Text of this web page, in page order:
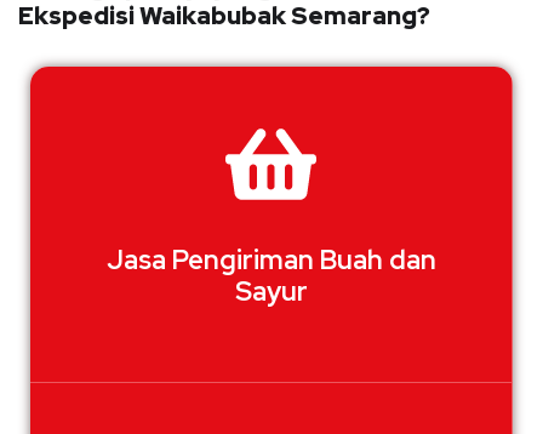
Ekspedisi Waikabubak Semarang?
Jasa Pengiriman Buah dan
Sayur